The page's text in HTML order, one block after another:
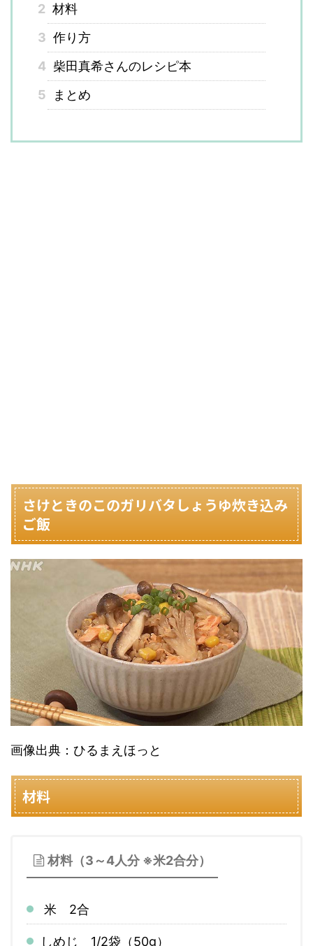
2 材料
3 作り方
4 柴田真希さんのレシピ本
5
まとめ
さけときのこのガリバタしょうゆ炊き込み
ご飯
画像出典：ひるまえほっと
材料
材料（3～4人分 ※米2合分）
米 2合
しめじ 1/2袋（50g）